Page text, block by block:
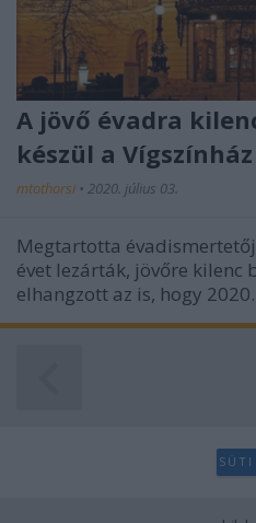
A jövő évadra
készül a Vígszínház
mtothorsi • 2020. július 03.
Megtartotta
évet lezárták, jövőre kilenc
elhangzott az is, hogy